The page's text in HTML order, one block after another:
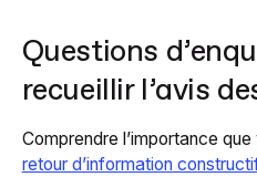
Questions
recueillir l’avis
Comprendre l’importance
retour d’information